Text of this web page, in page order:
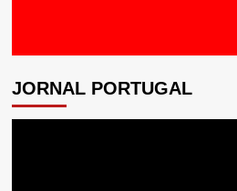
JORNAL PORTUGAL